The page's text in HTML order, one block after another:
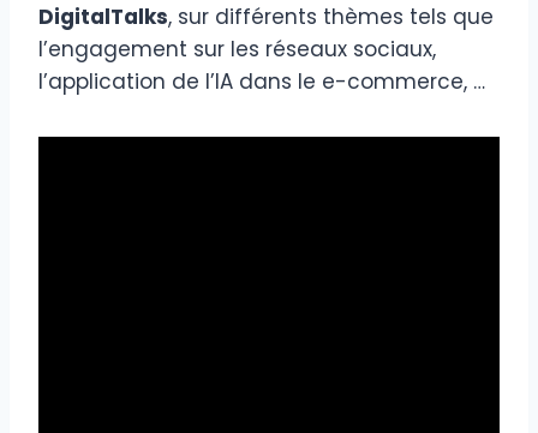
DigitalTalks, sur différents thèmes tels que
l’engagement sur les réseaux sociaux,
l’application de l’IA dans le e-commerce, …